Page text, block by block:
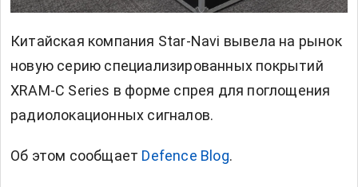
Китайская компания Star-Navi вывела на рынок
новую серию специализированных покрытий
XRAM-C Series в форме спрея для поглощения
радиолокационных сигналов.
Об этом сообщает Defence Blog.